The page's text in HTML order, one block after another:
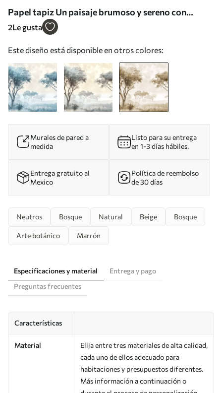
Papel tapiz Un paisaje brumoso y sereno con
árboles silueteados en primer plano y una suave
2Le gusta
Este diseño está disponible en otros colores:
Murales de pared a
medida
Listo para su entrega
en 1-3 días hábiles.
Entrega gratuito al
Mexico
Política de reembolso
de 30 días
Neutros Bosque Natural Beige Bosque
Arte botánico Marrón
Especificaciones y material
Entrega y pago
Preguntas frecuentes
Características
Material
Elija entre tres materiales de alta calidad,
cada uno de ellos adecuado para
habitaciones y presupuestos diferentes.
Más información a continuación o